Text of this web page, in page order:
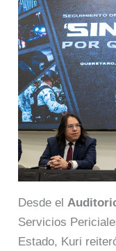
Desde el
Servicios
Estado, Kuri